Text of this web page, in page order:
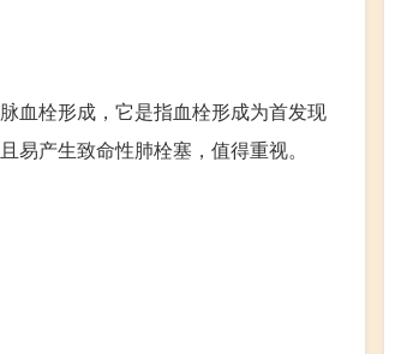
血栓形成，它是指血栓形成为首发现
产生致命性肺栓塞，值得重视。